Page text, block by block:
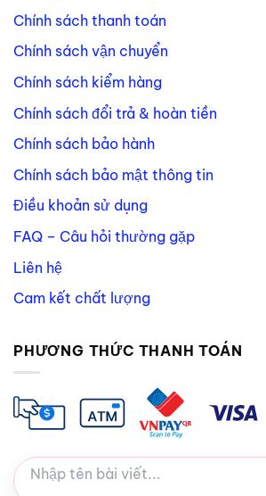
Chính sách thanh toán
Chính sách vận chuyển
Chính sách kiểm hàng
Chính sách đổi trả & hoàn tiền
Chính sách bảo hành
Chính sách bảo mật thông tin
Điều khoản sử dụng
FAQ – Câu hỏi thường gặp
Liên hệ
Cam kết chất lượng
PHƯƠNG THỨC THANH TOÁN